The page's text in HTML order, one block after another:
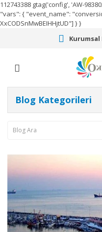
112743388 gtag('config', 'AW-
"vars": { "event_name":
XxCODSnMwBEIHHjtUD"] } }
Blog Kategorileri